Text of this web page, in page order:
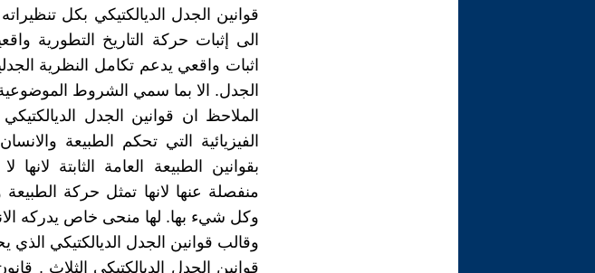
قوانين الجدل الديالكتيكي بكل
الى إثبات حركة التاريخ التطورية
اثبات واقعي يدعم تكامل النظرية
الجدل. الا بما سمي الشروط
الملاحظ ان قوانين الجدل
الفيزيائية التي تحكم الطبيعة
بقوانين الطبيعة العامة الثابتة
منفصلة عنها لانها تمثل حركة الطبيعة
وكل شيء بها. لها منحى خاص يدركه
وقالب قوانين الجدل الديالكتيكي الذي
قوانين الجدل الديالكتيكي الثلاث ,